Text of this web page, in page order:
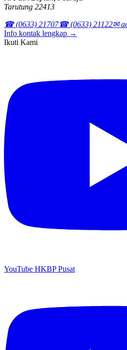
Tarutung 22413
☎ (0633) 21707☎ (0633) 21122✉
Info kontak lengkap →
Ikuti Kami
YouTube HKBP Pusat